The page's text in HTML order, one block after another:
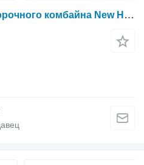
Звездочка для кормоуборочного комбайна New Holland CR9090